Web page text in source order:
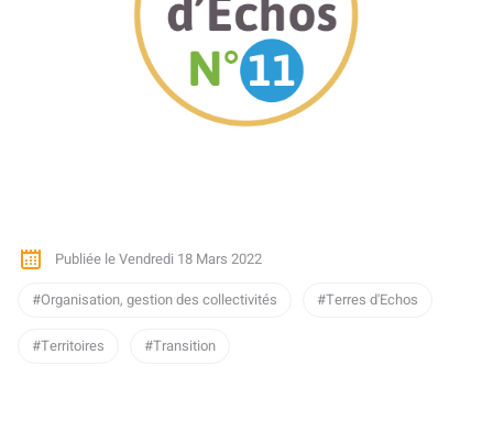
Publiée le Vendredi 18 Mars 2022
Organisation, gestion des collectivités
Terres d'Echos
Territoires Transition